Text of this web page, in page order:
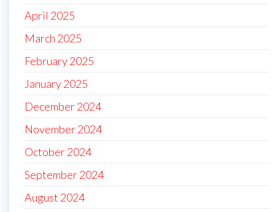
April 2025
March 2025
February 2025
January 2025
December 2024
November 2024
October 2024
September 2024
August 2024